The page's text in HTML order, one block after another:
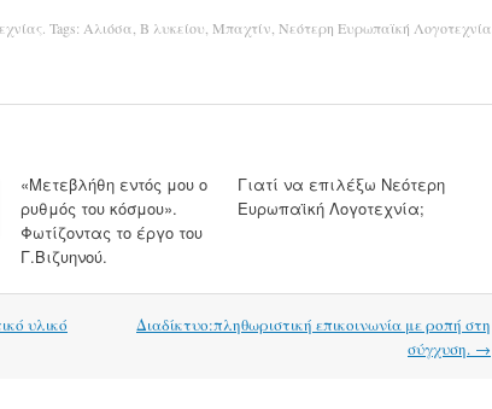
. Tags: Αλιόσα Β λυκείου Μπαχτίν Νεότερη Ευρωπαϊκή Λογοτεχνία
«Μετεβλήθη εντός μου ο
ρυθμός του κόσμου».
Φωτίζοντας το έργο του
Γ.Βιζυηνού.
Γιατί να επιλέξω Νεότερη
Ευρωπαϊκή Λογοτεχνία;
υλικό
Διαδίκτυο:πληθωριστική επικοινωνία με ροπή στη
σύγχυση. →